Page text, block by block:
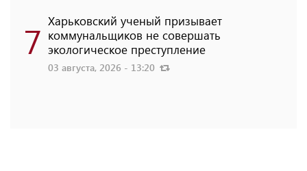
7 Харьковский ученый призывает
коммунальщиков не совершать
экологическое преступление
03 августа, 2026 - 13:20